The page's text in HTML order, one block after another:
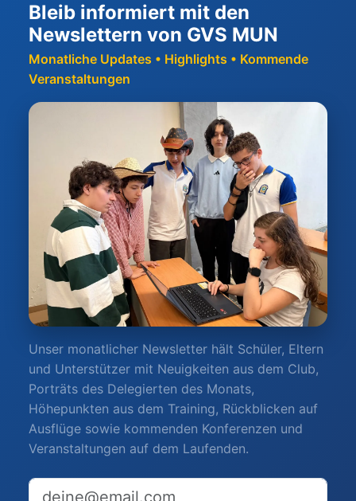
Bleib informiert mit den
Newslettern von GVS MUN
Monatliche Updates • Highlights • Kommende
Veranstaltungen
Unser monatlicher Newsletter hält Schüler, Eltern
und Unterstützer mit Neuigkeiten aus dem Club,
Porträts des Delegierten des Monats,
Höhepunkten aus dem Training, Rückblicken auf
Ausflüge sowie kommenden Konferenzen und
Veranstaltungen auf dem Laufenden.
E-Mail-Adresse